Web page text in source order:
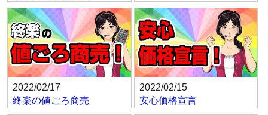
2022/02/17
終楽の値ごろ商売
2022/02/15
安心価格宣言